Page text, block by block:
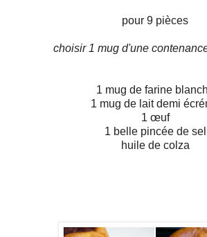
pour 9 pièces
choisir 1 mug d'une
1 mug de farine
1 mug de lait demi
1 œuf
1 belle pincée de sel
huile de colza